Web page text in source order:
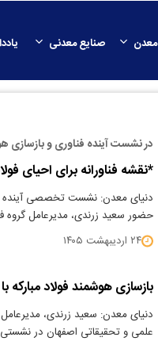
معدن صنایع معدنی
در نشست آینده فناوری و بازسازی
*نقشه فناورانه برای احیای
دنیای معدن: نشست تخصصی آینده
حضور سعید زرندی، مدیرعامل گروه
۲۴ اردیبهشت ۱۴۰۵
بازسازی هوشمند فولاد مبارکه
دنیای معدن: سعید زرندی،
علمی و تحقیقاتی اصفهان در نشستی با